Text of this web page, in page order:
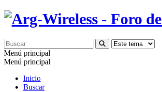
Menú principal
Menú principal
Inicio
Buscar